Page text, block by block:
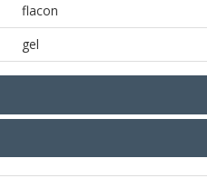
flacon
gel